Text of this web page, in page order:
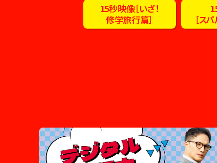
15秒映像［いざ！
修学旅行篇］
［ス